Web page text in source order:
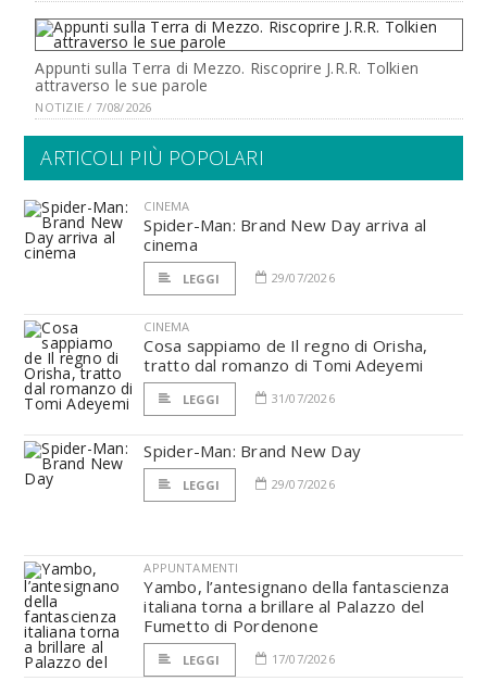
Appunti sulla Terra di Mezzo. Riscoprire J.R.R. Tolkien
attraverso le sue parole
NOTIZIE / 7/08/2026
ARTICOLI PIÙ POPOLARI
CINEMA
Spider-Man: Brand New Day arriva al
cinema
LEGGI 29/07/2026
CINEMA
Cosa sappiamo de Il regno di Orisha,
tratto dal romanzo di Tomi Adeyemi
LEGGI 31/07/2026
Spider-Man: Brand New Day
LEGGI 29/07/2026
APPUNTAMENTI
Yambo, l’antesignano della fantascienza
italiana torna a brillare al Palazzo del
Fumetto di Pordenone
LEGGI 17/07/2026